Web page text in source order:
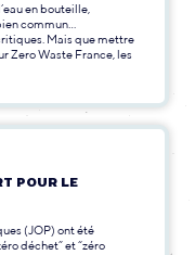
en bouteille,
commun…
Mais que mettre
Zero Waste France, les
POUR LE
(JOP) ont été
déchet” et “zéro